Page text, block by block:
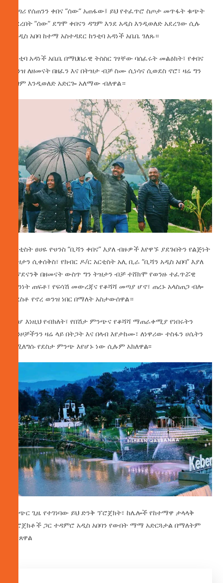
ፈጣሪ የሰጠንን ቀበና “ሰው“ አጠፋው፤ ይህ የተፈጥሮ ስጦታ መጥፋት ቁጭት
ያደረበት “ሰው“ ደግሞ ቀበናን ዳግም እንደ አዲስ እንዲወለድ አደረገው ሲሉ
የአዲስ አበባ ከተማ አስተዳደር ከንቲባ አዳነች አቤቤ ገለጹ።
ከንቲባ አዳነች አቤቤ በማህበራዊ ትስስር ገፃቸው ባሰፈሩት መልዕክት፣ የቀበና
ወንዝ ለዘመናት በዘፈን እና በትዝታ ብቻ ስሙ ሲነሳና ሲወደስ ኖሮ፣ ዛሬ ግን
ዳግም እንዲወለድ አድርጐ አለማው ብለዋል።
አርቲስት ፀሀዬ ዮሀንስ “ቢሻን ቀበና” እያለ ብዙዎች እየዋኙ ያደጉበትን የልጅነት
ትዝታን ሲቀሰቅስ፣ የክብር ዶ/ር አርቲስት አሊ ቢራ “ቢሻን አዲስ አበባ“ እያለ
ሲያደናንቅ በዘመናት ውስጥ ግን ትዝታን ብቻ ተሸክሞ የወንዙ ተፈጥሯዊ
ማንነት ጠፍቶ፣ የፍሳሽ መውረጃና የቆሻሻ መጣያ ሆኖ፣ ጠረኑ አላስጠጋ ብሎ
ተረስቶ የኖረ ወንዝ ነበር በማለት አስታውሰዋል።
እነሆ እነዚህ የብክለት፣ የበሽታ ምንጭና የቆሻሻ ማጠራቀሚያ የነበሩትን
ወንዞቻችንን ዛሬ ላይ በትጋት እና በላብ እየታከሙ፣ ለነዋሪው ተስፋን ሀሴትን
የሚለግሱ የደስታ ምንጭ እየሆኑ ነው ሲሉም አክለዋል፡፡
በአጭር ጊዜ የተገነባው ይህ ድንቅ ፕሮጀክት፣ ከሌሎች የከተማዋ ታላላቅ
ፕሮጀክቶች ጋር ተዳምሮ አዲስ አበባን የውበት ማማ አድርጓታል በማለትም
ገልጸዋል